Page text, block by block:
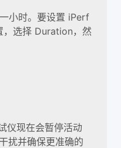
小时。要设置 iPerf
，选择 Duration，然
仪现在会暂停活动
扰并确保更准确的